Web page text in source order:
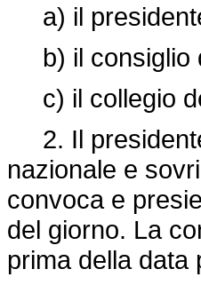
a) il
b) il consiglio
c) il collegio
2. Il
nazionale e
convoca e
del giorno. La
prima della data